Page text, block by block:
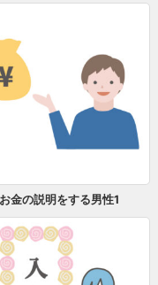
お金の説明をする男性1